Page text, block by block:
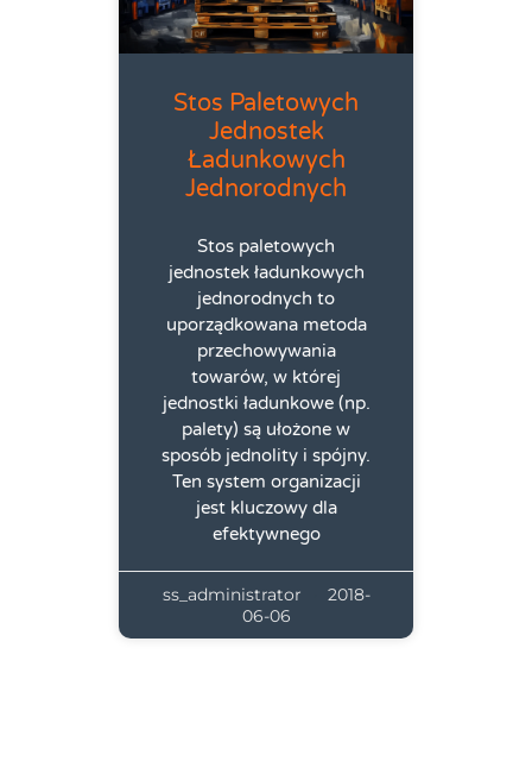
Stos Paletowych
Jednostek
Ładunkowych
Jednorodnych
Stos paletowych
jednostek ładunkowych
jednorodnych to
uporządkowana metoda
przechowywania
towarów, w której
jednostki ładunkowe (np.
palety) są ułożone w
sposób jednolity i spójny.
Ten system organizacji
jest kluczowy dla
efektywnego
ss_administrator
2018-
06-06